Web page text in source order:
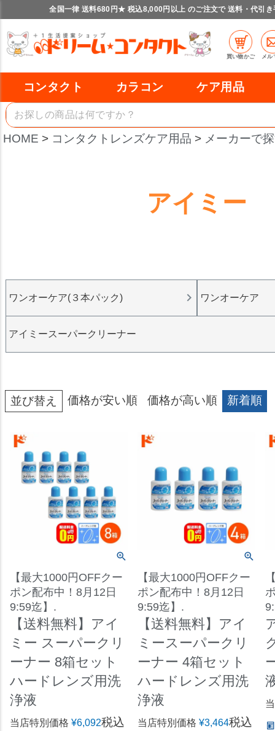
全国一律 送料680円★ 税込8,000円以上 のご注文で 送料・代引き
買い物かご メル
コンタクト カラコン ケア用品
HOME コンタクトレンズケア用品 メーカーで
アイミー
ワンオーケア(３本パック) ワンオーケア
アイミースーパークリーナー
並び替え 価格が安い順 価格が高い順 新着順
【最大1000円OFFクー
ポン配布中！8月12日
9:59迄】.
【送料無料】アイ
ミー スーパークリ
ーナー 8箱セット
ハードレンズ用洗
浄液
当店特別価格 ¥6,092税込
【最大1000円OFFクー
ポン配布中！8月12日
9:59迄】.
【送料無料】アイ
ミースーパークリ
ーナー 4箱セット
ハードレンズ用洗
浄液
当店特別価格 ¥3,464税込